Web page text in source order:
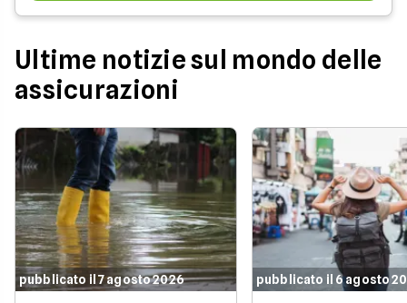
Ultime notizie sul mondo delle
assicurazioni
pubblicato il 7 agosto 2026 pubblicato il 6 agosto